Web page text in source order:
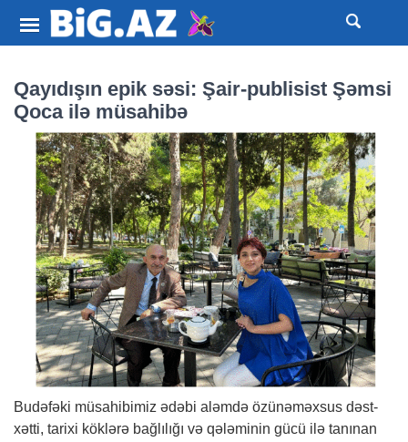
Qayıdışın epik səsi: Şair-publisist Şəmsi
Qoca ilə müsahibə
Budəfəki müsahibimiz ədəbi aləmdə özünəməxsus dəst-
xətti, tarixi köklərə bağlılığı və qələminin gücü ilə tanınan